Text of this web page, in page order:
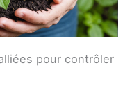
pour contrôler